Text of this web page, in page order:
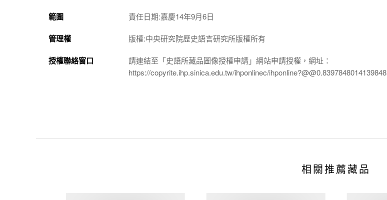
範圍 責任日期:嘉慶14年9月6日
管理權 版權:中央研究院歷史語言研究所版權所有
授權聯絡窗口
請連結至「史語所藏品圖像授權申請」網站申請授權，網址：
https://copyrite.ihp.sinica.edu.tw/ihponlinec/ihponline?@@0.8397848014139848
相關推薦藏品